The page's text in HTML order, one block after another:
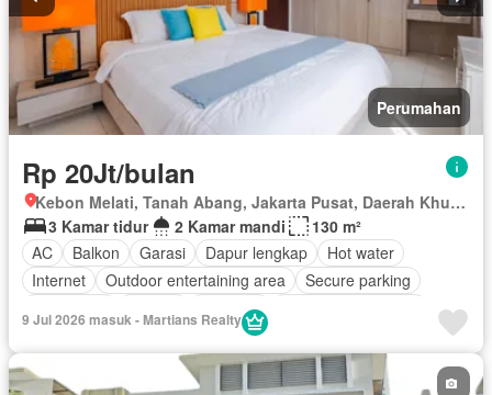
Perumahan
Rp 20Jt/bulan
Kebon Melati, Tanah Abang, Jakarta Pusat, Daerah Khusus Ibukota Jakarta
3 Kamar tidur
2 Kamar mandi
130 m²
AC
Balkon Garasi Dapur lengkap
Hot water
Internet
Outdoor entertaining area
Secure parking
Halaman
9 Jul 2026 masuk - Martians Realty